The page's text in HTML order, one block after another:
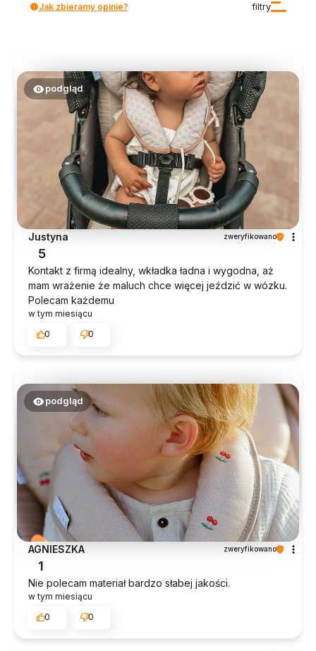
filtry
Jak zbieramy opinie?
podgląd
Justyna zweryfikowano
5
Kontakt z firmą idealny, wkładka ładna i wygodna, aż
mam wrażenie że maluch chce więcej jeździć w wózku.
Polecam każdemu
w tym miesiącu
0
0
podgląd
AGNIESZKA zweryfikowano
1
Nie polecam materiał bardzo słabej jakości.
w tym miesiącu
0
0